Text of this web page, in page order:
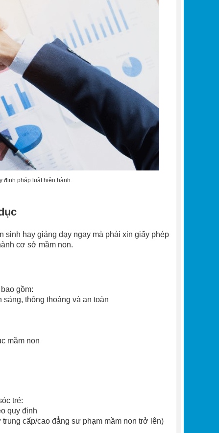
định pháp luật hiện hành.
sinh hay giảng dạy ngay mà phải xin giấy phép
cơ sở mầm non.
gồm:
thông thoáng và an toàn
mầm non
trẻ:
quy định
cấp/cao đẳng sư phạm mầm non trở lên)